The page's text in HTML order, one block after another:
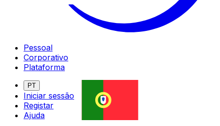
Pessoal
Corporativo
Plataforma
PT
Iniciar sessão
Registar
Ajuda